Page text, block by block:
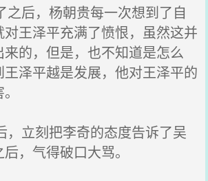
后，杨朝贵每一次想到了自
王泽平充满了愤恨，虽然这并
的，但是，也不知道是怎么
泽平越是发展，他对王泽平的
立刻把李奇的态度告诉了吴
，气得破口大骂。